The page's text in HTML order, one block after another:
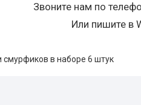
Звоните нам по
Или пишите в
смурфиков в наборе 6 штук